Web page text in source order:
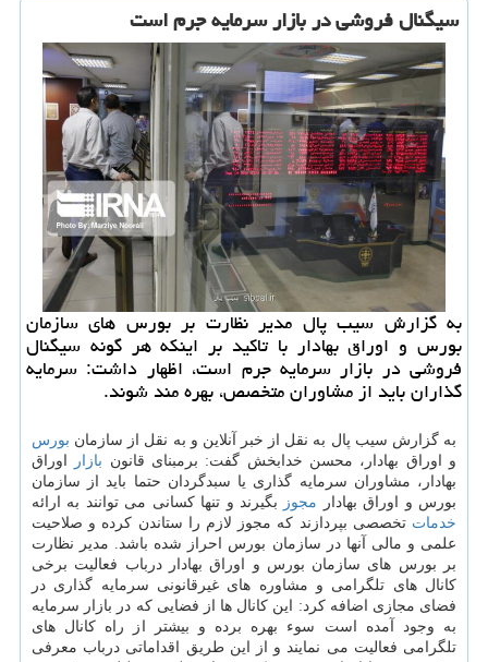
سیگنال فروشی در بازار سرمایه جرم است
به گزارش سیب پال مدیر نظارت بر بورس های سازمان
بورس و اوراق بهادار با تاكید بر اینكه هر گونه سیگنال
فروشی در بازار سرمایه جرم است، اظهار داشت: سرمایه
گذاران باید از مشاوران متخصص، بهره مند شوند.
به گزارش سیب پال به نقل از خبر آنلاین و به نقل از سازمان بورس
و اوراق بهادار، محسن خدابخش گفت: برمبنای قانون بازار
اوراق
بهادار، مشاوران سرمایه گذاری یا سبدگردان حتما باید از سازمان
بورس و اوراق بهادار مجوز
بگیرند و تنها كسانی می توانند به ارائه
خدمات تخصصی بپردازند كه مجوز لازم را ستاندن كرده و صلاحیت
علمی و مالی آنها در سازمان بورس احراز شده باشد. مدیر نظارت
بر بورس های سازمان بورس و اوراق بهادار درباب فعالیت برخی
كانال های تلگرامی و مشاوره های غیرقانونی سرمایه گذاری در
فضای مجازی اضافه كرد: این كانال ها از فضایی كه در بازار سرمایه
به وجود آمده است سوء بهره برده و بیشتر از راه كانال های
تلگرامی فعالیت می نمایند و از این طریق اقداماتی درباب معرفی